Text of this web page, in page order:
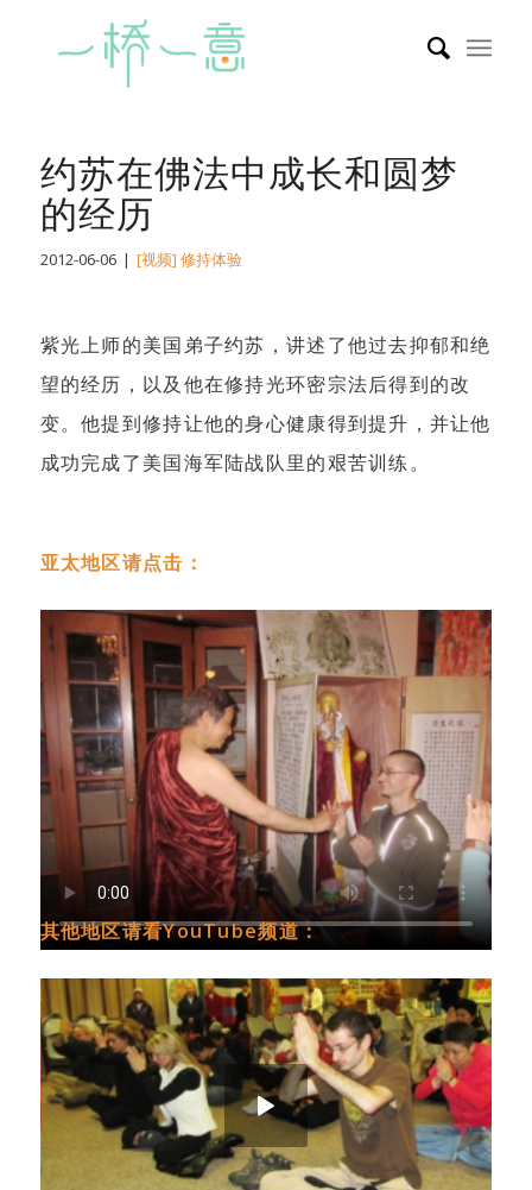
约苏在佛法中成长和圆梦
的经历
2012-06-06 | [视频] 修持体验
紫光上师的美国弟子约苏，讲述了他过去抑郁和绝
望的经历，以及他在修持光环密宗法后得到的改
变。他提到修持让他的身心健康得到提升，并让他
成功完成了美国海军陆战队里的艰苦训练。
亚太地区请点击：
其他地区请看YouTube频道：